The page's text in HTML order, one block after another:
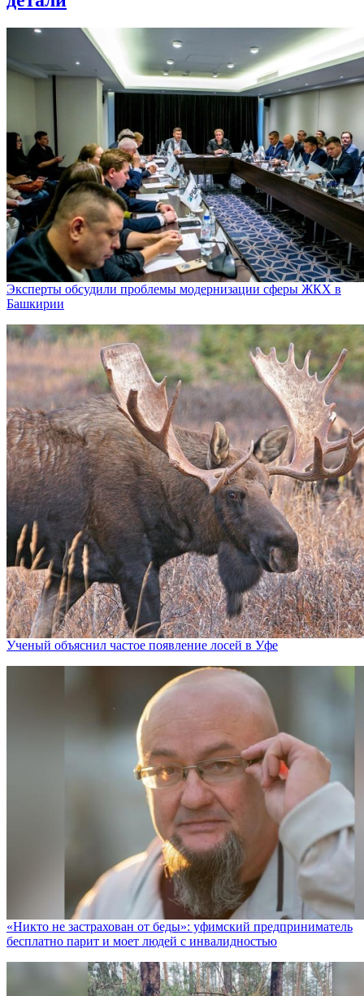
Эксперты обсудили проблемы модернизации сферы ЖКХ в
Башкирии
Ученый объяснил частое появление лосей в Уфе
«Никто не заcтрахован от беды»: уфимский предприниматель
бесплатно парит и моет людей с инвалидностью